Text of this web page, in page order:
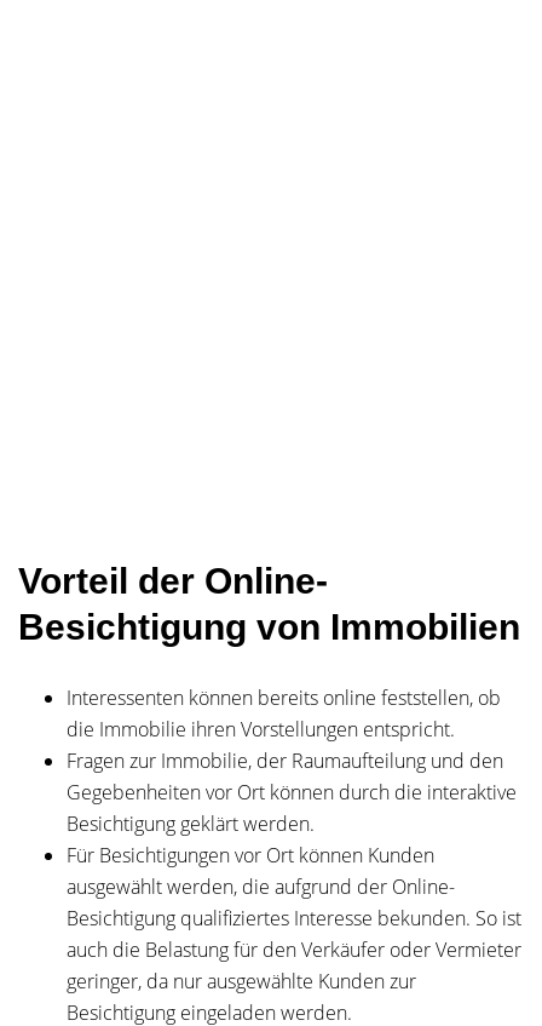
Vorteil der Online-
Besichtigung von Immobilien
Interessenten können bereits online feststellen, ob
die Immobilie ihren Vorstellungen entspricht.
Fragen zur Immobilie, der Raumaufteilung und den
Gegebenheiten vor Ort können durch die interaktive
Besichtigung geklärt werden.
Für Besichtigungen vor Ort können Kunden
ausgewählt werden, die aufgrund der Online-
Besichtigung qualifiziertes Interesse bekunden. So ist
auch die Belastung für den Verkäufer oder Vermieter
geringer, da nur ausgewählte Kunden zur
Besichtigung eingeladen werden.